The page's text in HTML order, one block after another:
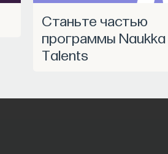
Станьте частью
программы Naukka
Talents